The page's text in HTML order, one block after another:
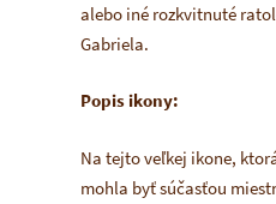
alebo iné rozkvitnuté
Gabriela.
Popis ikony:
Na tejto veľkej ikone,
mohla byť súčasťou